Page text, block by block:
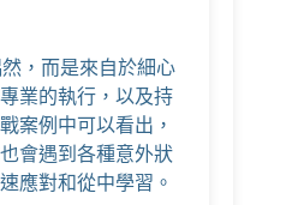
，而是來自於細心
業的執行，以及持
案例中可以看出，
會遇到各種意外狀
應對和從中學習。